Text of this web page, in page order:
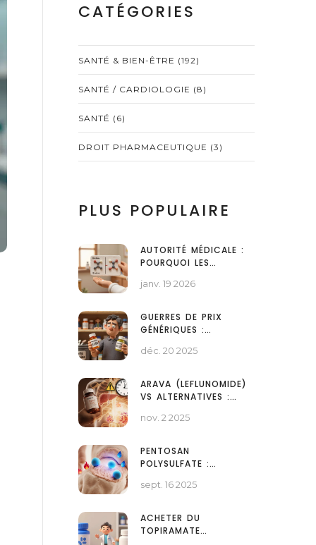
CATÉGORIES
SANTÉ & BIEN-ÊTRE (192)
SANTÉ / CARDIOLOGIE (8)
SANTÉ (6)
DROIT PHARMACEUTIQUE (3)
PLUS POPULAIRE
AUTORITÉ MÉDICALE :
POURQUOI LES
RECOMMANDENT LES
POURQUOI LES
PATIENTS LES
janv. 19 2026
GUERRES DE PRIX
GÉNÉRIQUES :
CONSOMMATEURS EN
déc. 20 2025
ARAVA (LEFLUNOMIDE)
VS ALTERNATIVES :
COMPLÈTE POUR
RHUMATOÏDE
nov. 2 2025
PENTOSAN
POLYSULFATE :
AFFECTIONS
sept. 16 2025
ACHETER DU
TOPIRAMATE